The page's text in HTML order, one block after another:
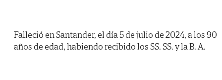
Falleció en Santander, el día 5 de julio de 2024, a los 90
años de edad, habiendo recibido los SS. SS. y la B. A.